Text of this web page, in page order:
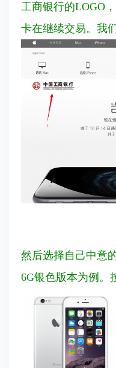
工商银行的LOGO
卡在继续交易。我
然后选择自己中意
6G银色版本为例。